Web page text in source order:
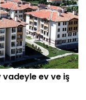
vadeyle ev ve iş